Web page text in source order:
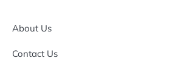
About Us
Contact Us